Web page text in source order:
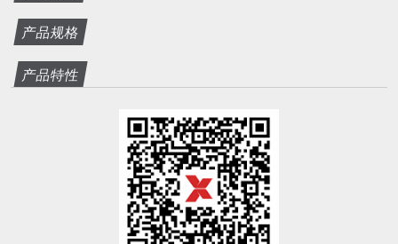
产品规格
产品特性